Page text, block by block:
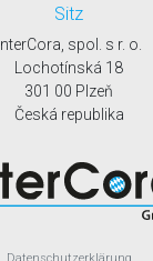
Sitz
InterCora, spol. s r. o.
Lochotínská 18
301 00 Plzeň
Česká republika
Datenschutzerklärung